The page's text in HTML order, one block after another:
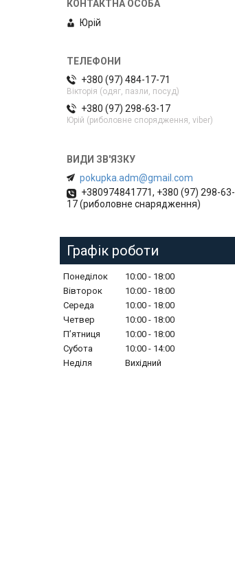
Юрій
+380 (97) 484-17-71
Вікторія (одяг, пазли, посуд)
+380 (97) 298-63-17
Юрій (риболовне спорядження, viber)
pokupka.adm@gmail.com
+380974841771, +380 (97) 298-63-
17 (риболовне снарядження)
Графік роботи
Понеділок 10:00
18:00
Вівторок
10:00
18:00
Середа
10:00
18:00
Четвер
10:00
18:00
Пʼятниця
10:00
18:00
Субота
10:00
14:00
Неділя
Вихідний